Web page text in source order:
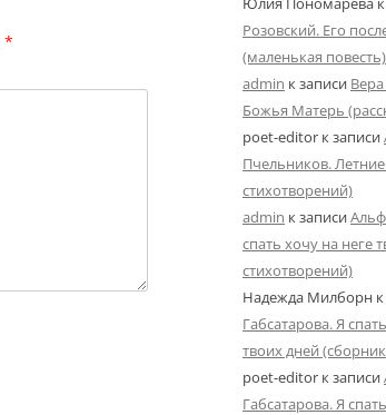
*
Розовский. Его
(маленькая повесть)
admin к записи
Божья Матерь
poet-editor к записи
Пчельников.
стихотворений)
admin к записи
спать хочу на неге
стихотворений)
Надежда Милборн
Габсатарова. Я
твоих дней
poet-editor к записи
Габсатарова. Я